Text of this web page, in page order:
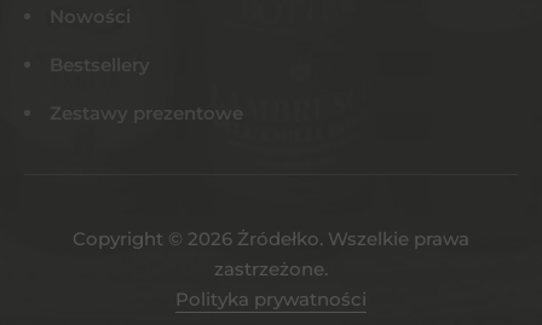
Nowości
Bestsellery
Zestawy prezentowe
Copyright © 2026 Żródełko. Wszelkie prawa
zastrzeżone.
Polityka prywatności